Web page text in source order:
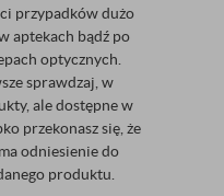
przypadków dużo
aptekach bądź po
optycznych.
sprawdzaj, w
ale dostępne w
przekonasz się, że
odniesienie do
produktu.